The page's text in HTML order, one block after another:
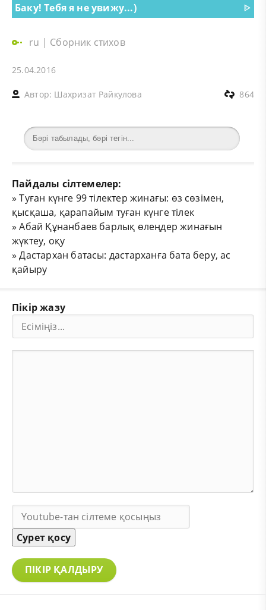
Баку! Тебя я не увижу...)
ᐈ
ru | Сборник стихов
25.04.2016
Автор: Шахризат Райкулова 864
Пайдалы сілтемелер:
»Туған күнге 99 тілектер жинағы: өз сөзімен,
қысқаша, қарапайым туған күнге тілек
»Абай Құнанбаев барлық өлеңдер жинағын
жүктеу, оқу
»Дастархан батасы: дастарханға бата беру, ас
қайыру
Пікір жазу
Сурет қосу
ПІКІР ҚАЛДЫРУ